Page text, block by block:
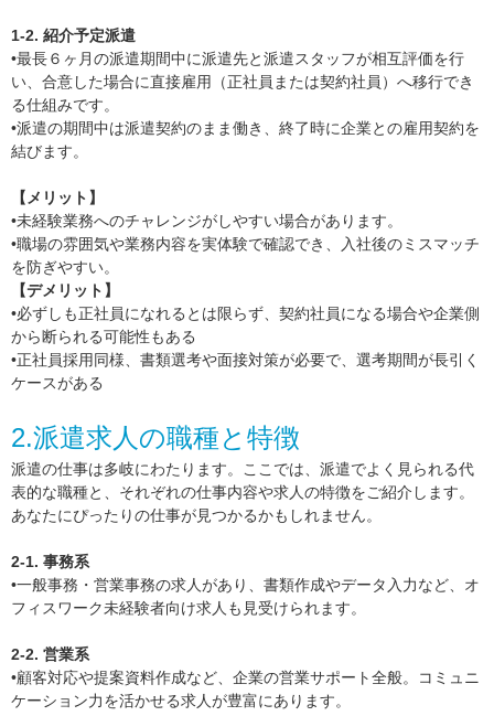
1-2. 紹介予定派遣
•最長６ヶ月の派遣期間中に派遣先と派遣スタッフが相互評価を行
い、合意した場合に直接雇用（正社員または契約社員）へ移行でき
る仕組みです。
•派遣の期間中は派遣契約のまま働き、終了時に企業との雇用契約を
結びます。
【メリット】
•未経験業務へのチャレンジがしやすい場合があります。
•職場の雰囲気や業務内容を実体験で確認でき、入社後のミスマッチ
を防ぎやすい。
【デメリット】
•必ずしも正社員になれるとは限らず、契約社員になる場合や企業側
から断られる可能性もある
•正社員採用同様、書類選考や面接対策が必要で、選考期間が長引く
ケースがある
2.派遣求人の職種と特徴
派遣の仕事は多岐にわたります。ここでは、派遣でよく見られる代
表的な職種と、それぞれの仕事内容や求人の特徴をご紹介します。
あなたにぴったりの仕事が見つかるかもしれません。
2-1. 事務系
•一般事務・営業事務の求人があり、書類作成やデータ入力など、オ
フィスワーク未経験者向け求人も見受けられます。
2-2. 営業系
•顧客対応や提案資料作成など、企業の営業サポート全般。コミュニ
ケーション力を活かせる求人が豊富にあります。